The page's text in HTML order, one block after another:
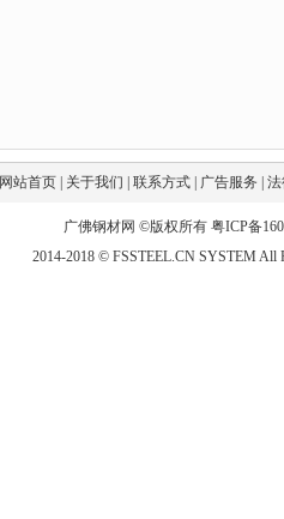
网站首页 关于我们 联系方式 广告服务 法
广佛钢材网 ©版权所有 粤ICP备
2014-2018 © FSSTEEL.CN SYSTEM All